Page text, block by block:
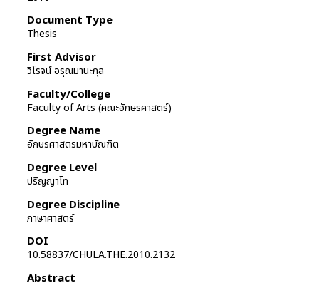
Document Type
Thesis
First Advisor
วิโรจน์ อรุณมานะกุล
Faculty/College
Faculty of Arts (คณะอักษรศาสตร์)
Degree Name
อักษรศาสตรมหาบัณฑิต
Degree Level
ปริญญาโท
Degree Discipline
ภาษาศาสตร์
DOI
10.58837/CHULA.THE.2010.2132
Abstract